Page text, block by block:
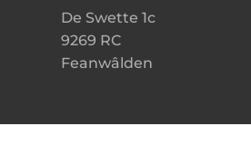
De Swette 1c
9269 RC
Feanwâlden